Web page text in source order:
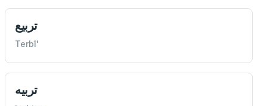
تربيع
Terbî'
تربيه